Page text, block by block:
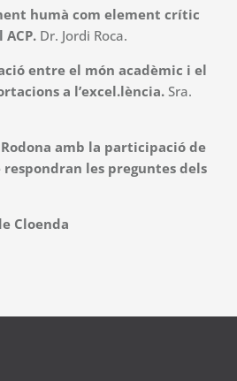
humà com element crític
Dr. Jordi Roca.
entre el món acadèmic i el
a l’excel.lència.Sra.
amb la participació de
les preguntes dels
Cloenda